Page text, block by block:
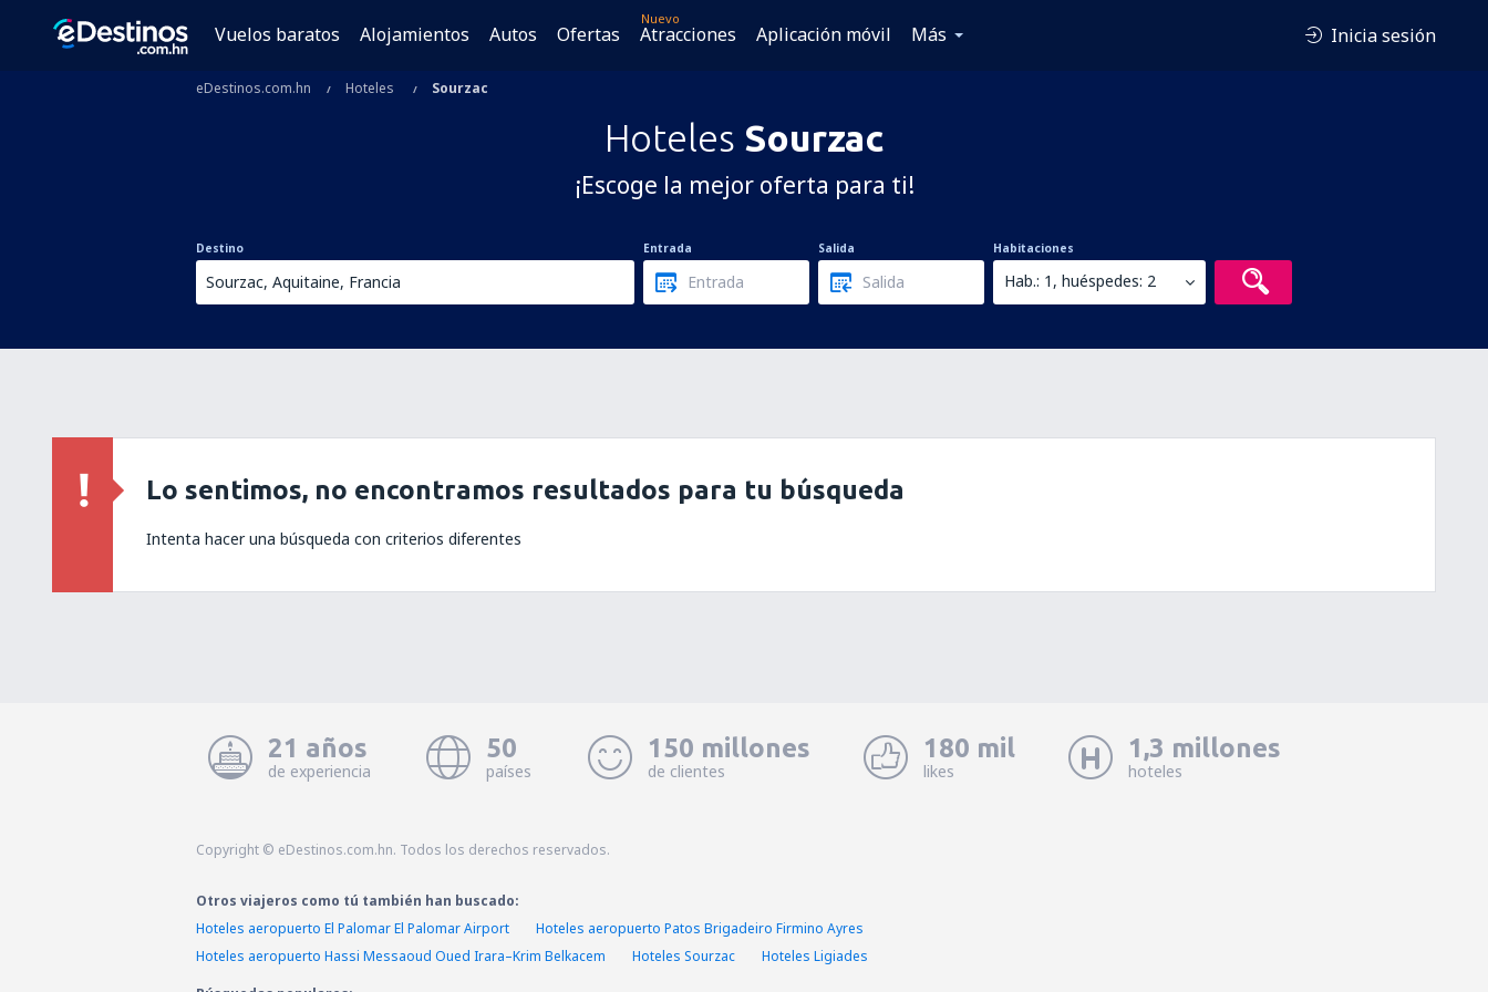
Vuelos baratos Alojamientos Autos Ofertas
Nuevo
Atracciones Aplicación móvil Más Inicia sesión
eDestinos.com.hn Hoteles Sourzac
Hoteles Sourzac
¡Escoge la mejor oferta para ti!
Destino Entrada Salida Habitaciones
Hab.: 1, huéspedes: 2
Lo sentimos, no encontramos resultados para tu búsqueda
Intenta hacer una búsqueda con criterios diferentes
21 años
de experiencia
50
países
150 millones
de clientes
180 mil
likes
1,3 millones
hoteles
Copyright © eDestinos.com.hn. Todos los derechos reservados.
Otros viajeros como tú también han buscado:
Hoteles aeropuerto El Palomar El Palomar Airport
Hoteles aeropuerto Patos Brigadeiro Firmino Ayres
Hoteles aeropuerto Hassi Messaoud Oued Irara–Krim Belkacem
Hoteles Sourzac
Hoteles Ligiades